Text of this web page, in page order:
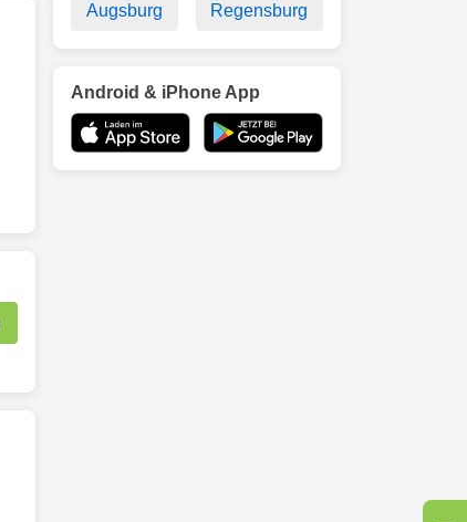
Augsburg Regensburg
Android & iPhone App